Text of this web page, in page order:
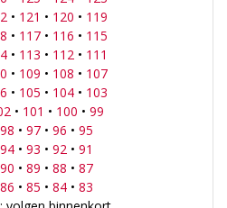
• 121 • 120 • 119
• 117• 116 • 115
• 113 • 112 • 111
• 109 • 108 • 107
• 105 • 104• 103
• 101 • 100 • 99
98 • 97• 96 • 95
94• 93 • 92 • 91
90 • 89 • 88 • 87
86 • 85 • 84• 83